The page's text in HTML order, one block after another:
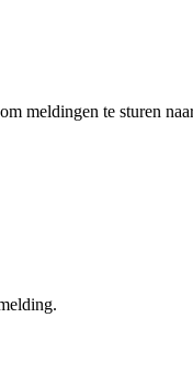
meldingen te sturen